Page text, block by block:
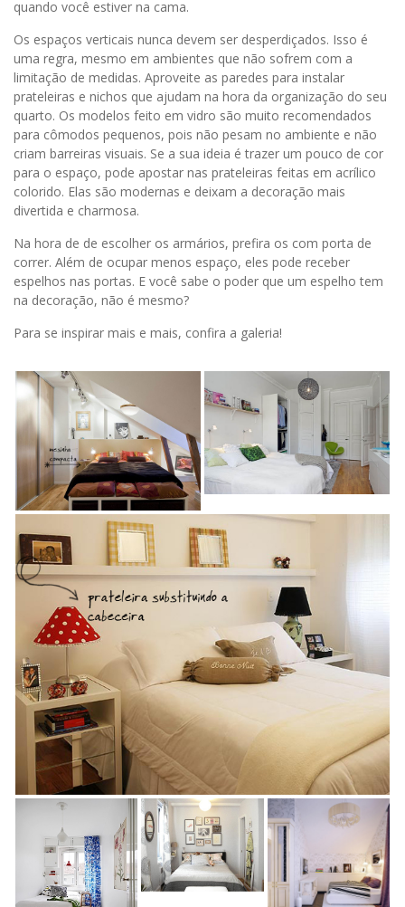
quando você estiver na cama.
Os espaços verticais nunca devem ser desperdiçados. Isso é
uma regra, mesmo em ambientes que não sofrem com a
limitação de medidas. Aproveite as paredes para instalar
prateleiras e nichos que ajudam na hora da organização do seu
quarto. Os modelos feito em vidro são muito recomendados
para cômodos pequenos, pois não pesam no ambiente e não
criam barreiras visuais. Se a sua ideia é trazer um pouco de cor
para o espaço, pode apostar nas prateleiras feitas em acrílico
colorido. Elas são modernas e deixam a decoração mais
divertida e charmosa.
Na hora de de escolher os armários, prefira os com porta de
correr. Além de ocupar menos espaço, eles pode receber
espelhos nas portas. E você sabe o poder que um espelho tem
na decoração, não é mesmo?
Para se inspirar mais e mais, confira a galeria!